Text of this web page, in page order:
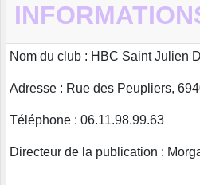
Nom du club : HBC Saint Julien
Adresse : Rue des Peupliers,
Téléphone : 06.11.98.99.63
Directeur de la publication :